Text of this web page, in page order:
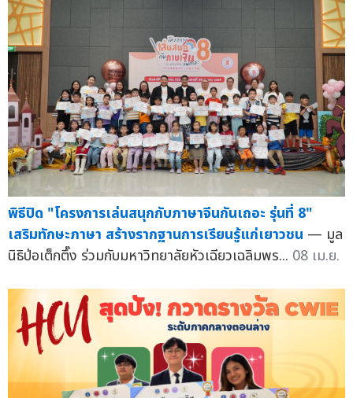
พิธีปิด "โครงการเล่นสนุกกับภาษาจีนกันเถอะ รุ่นที่ 8"
เสริมทักษะภาษา สร้างรากฐานการเรียนรู้แก่เยาวชน — มูล
นิธิป่อเต็กตึ๊ง ร่วมกับมหาวิทยาลัยหัวเฉียวเฉลิมพร... 08 เม.ย.